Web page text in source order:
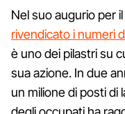
Nel suo augurio per il
rivendicato i numeri
è uno dei pilastri su
sua azione. In due
un milione di posti di